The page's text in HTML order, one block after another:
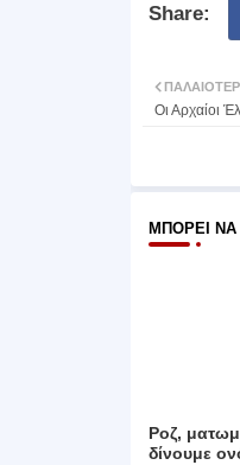
Οι Αρχαίοι
ΜΠΟΡΕΊ
Ροζ,
δίνουμε